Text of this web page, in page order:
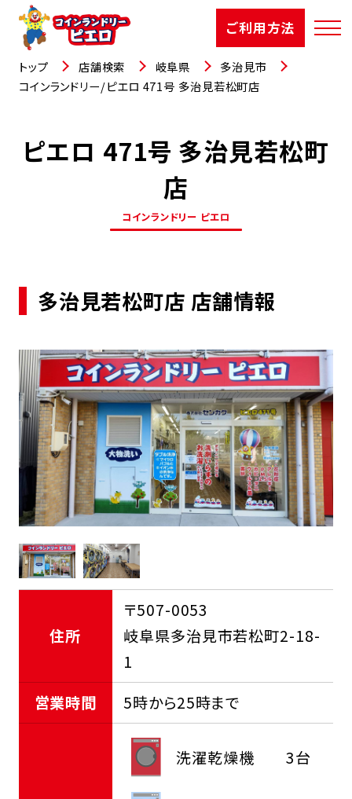
ご利用方法
店舗検索
選ばれる理由
ご利用方法
お役立コラム
よくあるご質問
FCオーナー募集中
トップ 店舗検索 岐阜県
多治見市
コインランドリー/ピエロ 471号 多治見若松町店
ピエロ 471号 多治見若松町
店
コインランドリー ピエロ
多治見若松町店 店舗情報
住所
〒507-0053
岐阜県多治見市若松町2-18-
1
営業時間
5時から25時まで
洗濯乾燥機 3台